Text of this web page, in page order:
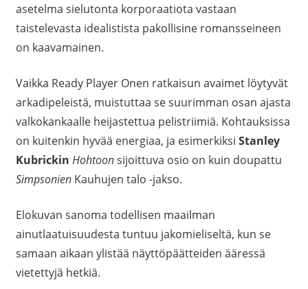
asetelma sielutonta korporaatiota vastaan
taistelevasta idealistista pakollisine romansseineen
on kaavamainen.
Vaikka Ready Player Onen ratkaisun avaimet löytyvät
arkadipeleistä, muistuttaa se suurimman osan ajasta
valkokankaalle heijastettua pelistriimiä. Kohtauksissa
on kuitenkin hyvää energiaa, ja esimerkiksi Stanley
Kubrickin Hohtoonsijoittuva osio on kuin doupattu
SimpsonienKauhujen talo -jakso.
Elokuvan sanoma todellisen maailman
ainutlaatuisuudesta tuntuu jakomieliseltä, kun se
samaan aikaan ylistää näyttöpäätteiden ääressä
vietettyjä hetkiä.